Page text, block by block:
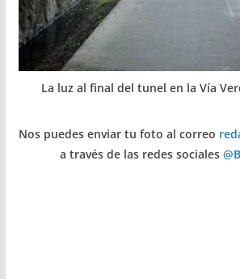
La luz al final del tunel en la Vía
Nos puedes enviar tu foto al correo
a través de las redes sociales